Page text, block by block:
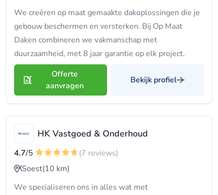
We creëren op maat gemaakte dakoplossingen die je
gebouw beschermen en versterken. Bij Op Maat
Daken combineren we vakmanschap met
duurzaamheid, met 8 jaar garantie op elk project.
Offerte
aanvragen
Bekijk profiel
HK Vastgoed & Onderhoud
4.7/5
(7 reviews)
Soest(10 km)
We specialiseren ons in alles wat met